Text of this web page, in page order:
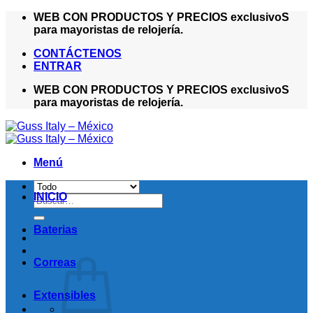
SaltarWEB CON PRODUCTOS Y PRECIOS exclusivoS
para mayoristas de relojería.
CONTÁCTENOS
ENTRAR
WEB CON PRODUCTOS Y PRECIOS exclusivoS
para mayoristas de relojería.
Menú
Buscar
por:
INICIO
Baterias
Correas
Extensibles